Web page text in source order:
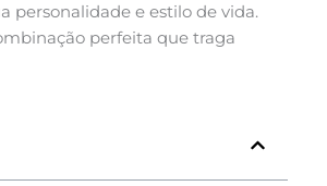
personalidade e estilo de vida.
perfeita que traga